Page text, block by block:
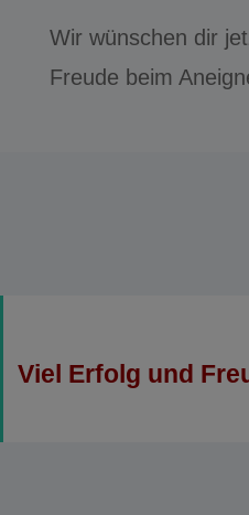
Wir wünschen dir
Freude beim
Viel Erfolg und